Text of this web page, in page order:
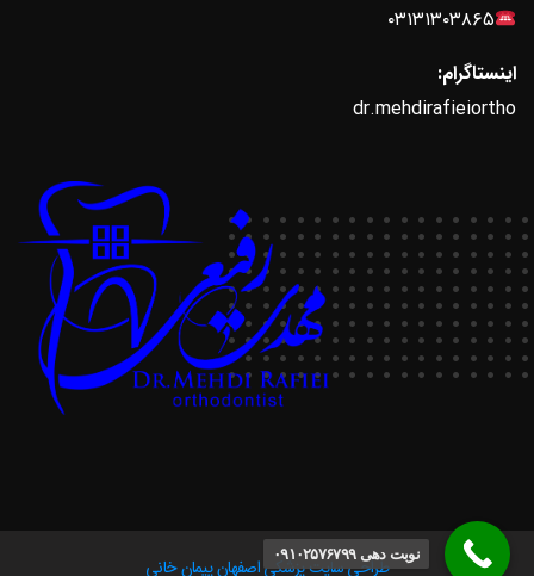
۰۳۱۳۱۳۰۳۸۶۵
اینستاگرام:
dr.mehdirafieiortho
طراحی سایت پزشکی اصفهانپیمان خانی
نوبت دهی ۰۹۱۰۲۵۷۶۷۹۹